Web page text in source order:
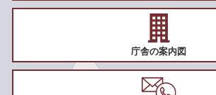
庁舎の案内図